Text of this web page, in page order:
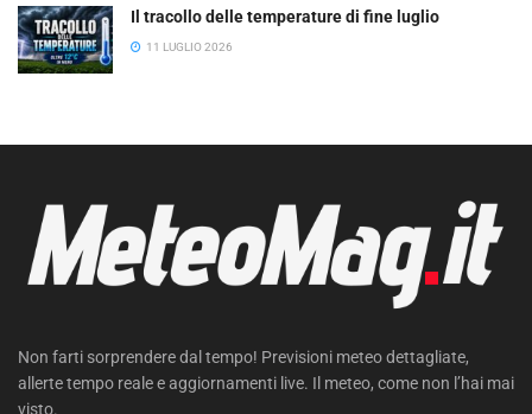
Il tracollo delle temperature di fine luglio
11 LUGLIO 2026
Non farti sorprendere dal tempo! Previsioni meteo dettagliate,
allerte tempo reale e aggiornamenti live. Il meteo, come non l’hai mai
visto.